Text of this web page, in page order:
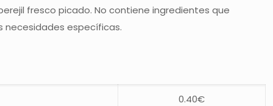
fresco picado. No contiene ingredientes que
necesidades específicas.
0.40€